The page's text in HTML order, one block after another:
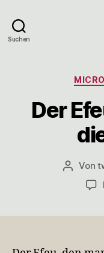
Suchen
Der
Von